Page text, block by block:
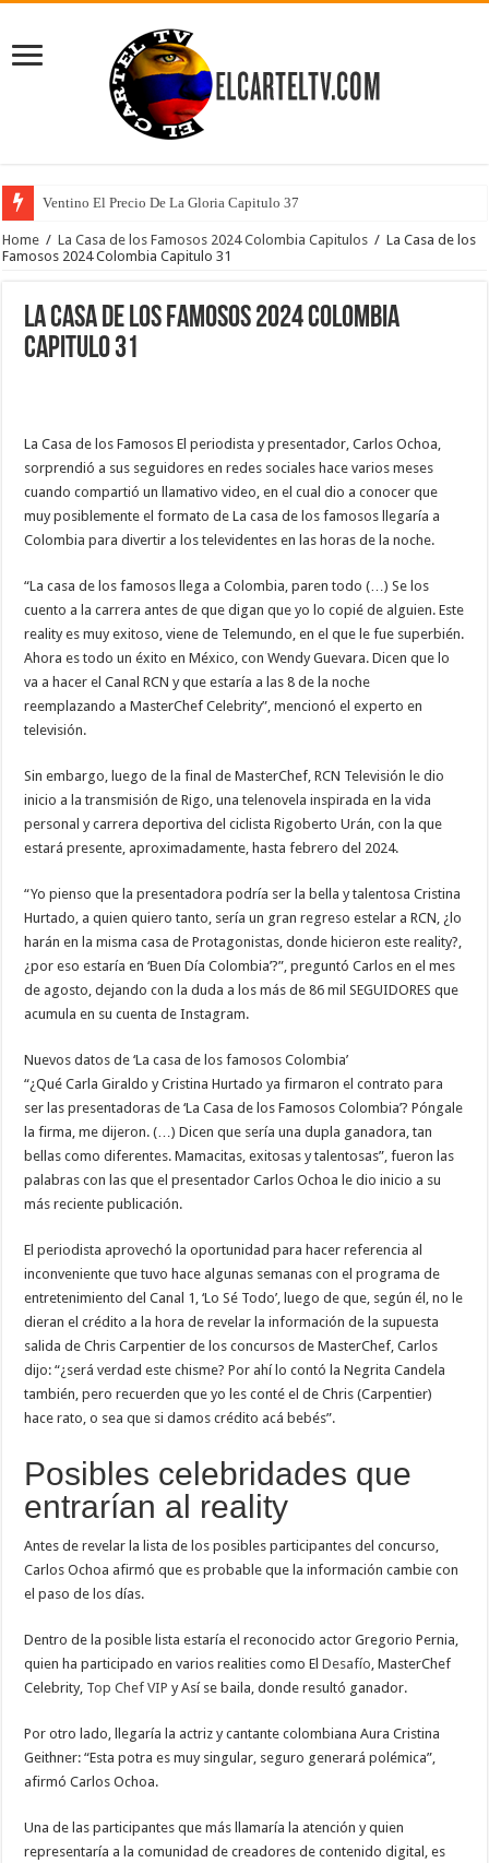
Ventino El Precio De La Gloria Capitulo 37
Home / La Casa de los Famosos 2024 Colombia Capitulos / La Casa de los
Famosos 2024 Colombia Capitulo 31
La Casa de los Famosos 2024 Colombia
Capitulo 31
La Casa de los Famosos El periodista y presentador, Carlos Ochoa,
sorprendió a sus seguidores en redes sociales hace varios meses
cuando compartió un llamativo video, en el cual dio a conocer que
muy posiblemente el formato de La casa de los famosos llegaría a
Colombia para divertir a los televidentes en las horas de la noche.
“La casa de los famosos llega a Colombia, paren todo (…) Se los
cuento a la carrera antes de que digan que yo lo copié de alguien. Este
reality es muy exitoso, viene de Telemundo, en el que le fue superbién.
Ahora es todo un éxito en México, con Wendy Guevara. Dicen que lo
va a hacer el Canal RCN y que estaría a las 8 de la noche
reemplazando a MasterChef Celebrity”, mencionó el experto en
televisión.
Sin embargo, luego de la final de MasterChef, RCN Televisión le dio
inicio a la transmisión de Rigo, una telenovela inspirada en la vida
personal y carrera deportiva del ciclista Rigoberto Urán, con la que
estará presente, aproximadamente, hasta febrero del 2024.
“Yo pienso que la presentadora podría ser la bella y talentosa Cristina
Hurtado, a quien quiero tanto, sería un gran regreso estelar a RCN, ¿lo
harán en la misma casa de Protagonistas, donde hicieron este reality?,
¿por eso estaría en ‘Buen Día Colombia’?”, preguntó Carlos en el mes
de agosto, dejando con la duda a los más de 86 mil SEGUIDORES que
acumula en su cuenta de Instagram.
Nuevos datos de ‘La casa de los famosos Colombia’
“¿Qué Carla Giraldo y Cristina Hurtado ya firmaron el contrato para
ser las presentadoras de ‘La Casa de los Famosos Colombia’? Póngale
la firma, me dijeron. (…) Dicen que sería una dupla ganadora, tan
bellas como diferentes. Mamacitas, exitosas y talentosas”, fueron las
palabras con las que el presentador Carlos Ochoa le dio inicio a su
más reciente publicación.
El periodista aprovechó la oportunidad para hacer referencia al
inconveniente que tuvo hace algunas semanas con el programa de
entretenimiento del Canal 1, ‘Lo Sé Todo’, luego de que, según él, no le
dieran el crédito a la hora de revelar la información de la supuesta
salida de Chris Carpentier de los concursos de MasterChef, Carlos
dijo: “¿será verdad este chisme? Por ahí lo contó la Negrita Candela
también, pero recuerden que yo les conté el de Chris (Carpentier)
hace rato, o sea que si damos crédito acá bebés”.
Posibles celebridades que
entrarían al reality
Antes de revelar la lista de los posibles participantes del concurso,
Carlos Ochoa afirmó que es probable que la información cambie con
el paso de los días.
Dentro de la posible lista estaría el reconocido actor Gregorio Pernia,
quien ha participado en varios realities como ElDesafío, MasterChef
Celebrity, Top Chef VIP y Así se baila, donde resultó ganador.
Por otro lado, llegaría la actriz y cantante colombiana Aura Cristina
Geithner: “Esta potra es muy singular, seguro generará polémica”,
afirmó Carlos Ochoa.
Una de las participantes que más llamaría la atención y quien
representaría a la comunidad de creadores de contenido digital, es